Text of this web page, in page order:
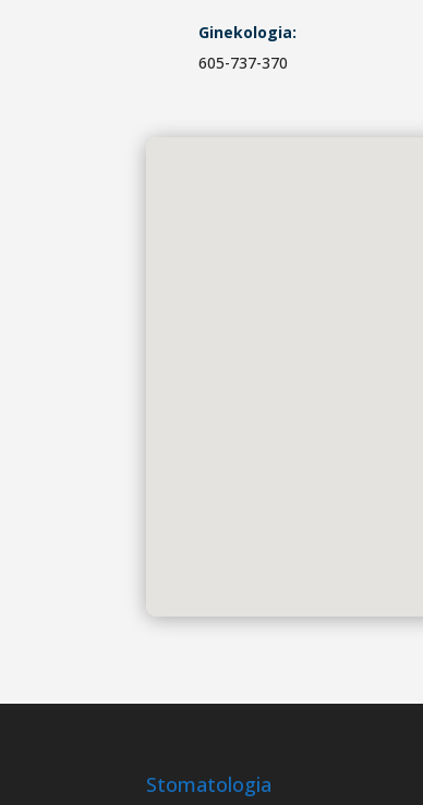
Ginekologia:
605-737-370
Stomatologia